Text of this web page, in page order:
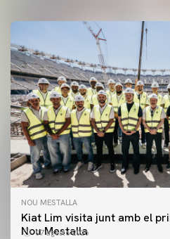
NOU MESTALLA
Kiat Lim visita junt amb el
Nou Mestalla
07 agosto 2026